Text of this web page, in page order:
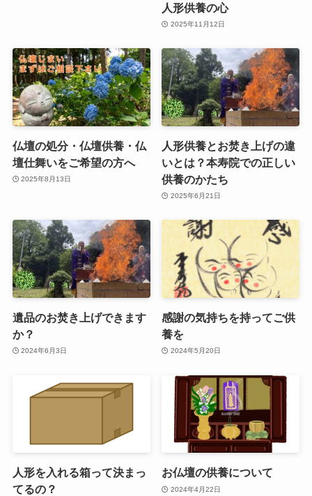
人形供養の心
2025年11月12日
仏壇の処分・仏壇供養・仏
壇仕舞いをご希望の方へ
2025年8月13日
人形供養とお焚き上げの違
いとは？本寿院での正しい
供養のかたち
2025年6月21日
遺品のお焚き上げできます
か？
2024年6月3日
感謝の気持ちを持ってご供
養を
2024年5月20日
人形を入れる箱って決まっ
てるの？
お仏壇の供養について
2024年4月22日